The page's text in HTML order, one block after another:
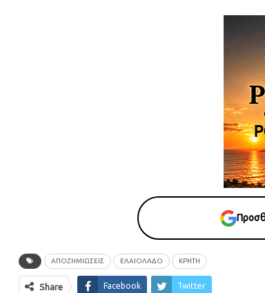
ΑΠΟΖΗΜΙΩΣΕΙΣ ΕΛΑΙΟΛΑΔΟ ΚΡΗΤΗ
Share Facebook Twitter